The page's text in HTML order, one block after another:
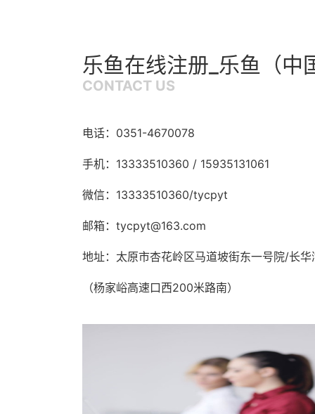
乐鱼在线注册_乐鱼（中
CONTACT US
电话：0351-4670078
手机：13333510360 / 15935131061
微信：13333510360/tycpyt
邮箱：tycpyt@163.com
地址：太原市杏花岭区马道坡街东一号院/长
（杨家峪高速口西200米路南）